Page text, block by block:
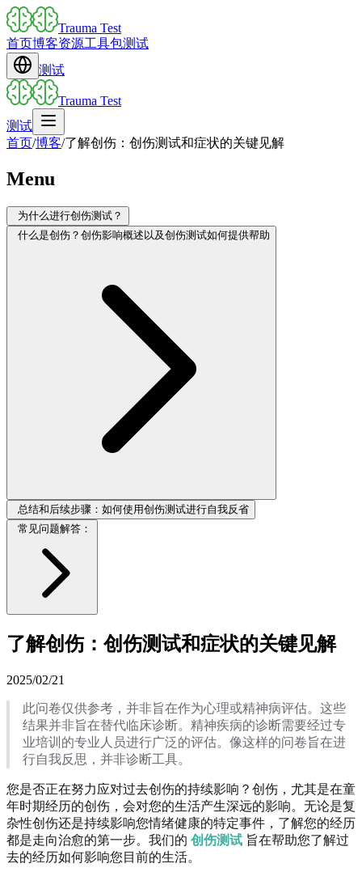
Trauma Test
首页博客资源工具包测试
测试
Trauma Test
测试
首页/博客/了解创伤：创伤测试和症状的关键见解
Menu
为什么进行创伤测试？
什么是创伤？创伤影响概述以及创伤测试如何提供帮助
总结和后续步骤：如何使用创伤测试进行自我反省
常见问题解答：
了解创伤：创伤测试和症状的关键见解
2025/02/21
此问卷仅供参考，并非旨在作为心理或精神病评估。这些
结果并非旨在替代临床诊断。精神疾病的诊断需要经过专
业培训的专业人员进行广泛的评估。像这样的问卷旨在进
行自我反思，并非诊断工具。
您是否正在努力应对过去创伤的持续影响？创伤，尤其是在童
年时期经历的创伤，会对您的生活产生深远的影响。无论是复
杂性创伤还是持续影响您情绪健康的特定事件，了解您的经历
都是走向治愈的第一步。我们的 创伤测试 旨在帮助您了解过
去的经历如何影响您目前的生活。